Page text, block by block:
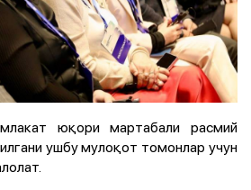
юқори мартабали расмий
ушбу мулоқот томонлар учун